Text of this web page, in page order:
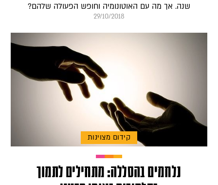
שנה. אך מה עם האוטונומיה וחופש הפעולה שלהם?
29/10/2018
קידום מצוינות
נלחמים בהסללה: מתחילים לתמוך